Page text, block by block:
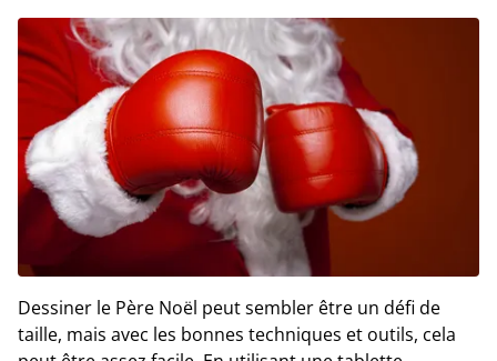
Dessiner le Père Noël peut sembler être un défi de
taille, mais avec les bonnes techniques et outils, cela